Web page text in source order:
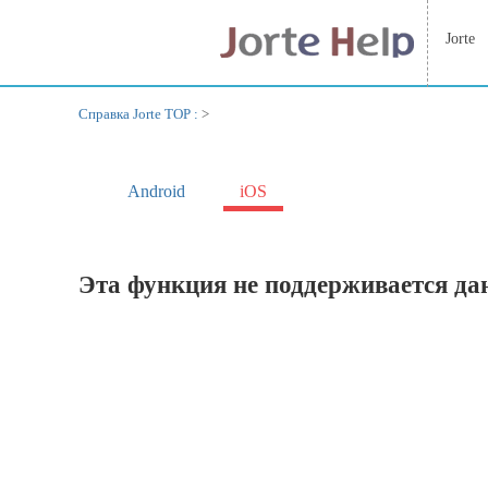
Jorte
Справка Jorte TOP : >
Android iOS
Эта функция не поддерживается